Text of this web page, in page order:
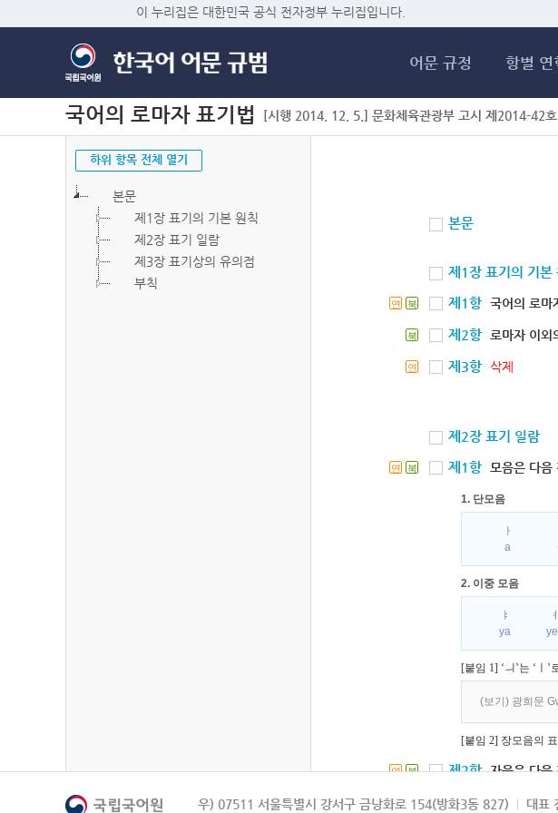
이 누리집은 대한민국 공식 전자정부 누리집입니다.
어문 규정 항별 연
국어의 로마자 표기법 [시행 2014. 12. 5.] 문화체육관광부 고시 제2014-42
하위 항목 전체 열기
본문
제1장 표기의 기본 원칙
제2장 표기 일람
제3장 표기상의 유의점
부칙
본문
제1장 표기의 기본
연 북 제1항 국어의 로마
북 제2항 로마자 이외
연 제3항 삭제
제2장 표기 일람
연 북 제1항 모음은 다음
1. 단모음
ㅏ
a
2. 이중 모음
ㅑ
ya
ㅕ
[붙임 1] ‘ㅢ’는 ‘ㅣ
(보기) 광희문
[붙임 2] 장모음의
연 북 제2항 자음은 다음
1. 파열음
우) 07511 서울특별시 강서구 금낭화로 154(방화3동 827) 대표